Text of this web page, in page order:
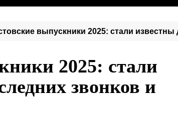
выпускники 2025: стали
2025: стали
звонков и